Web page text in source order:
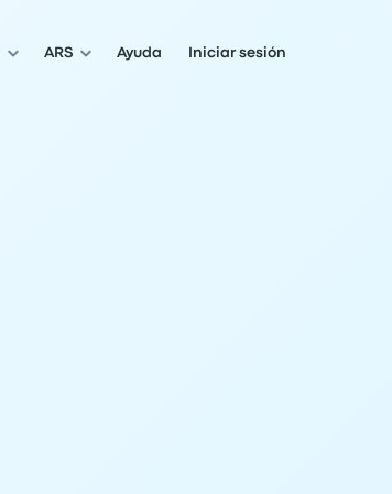
ARS Ayuda Iniciar sesión